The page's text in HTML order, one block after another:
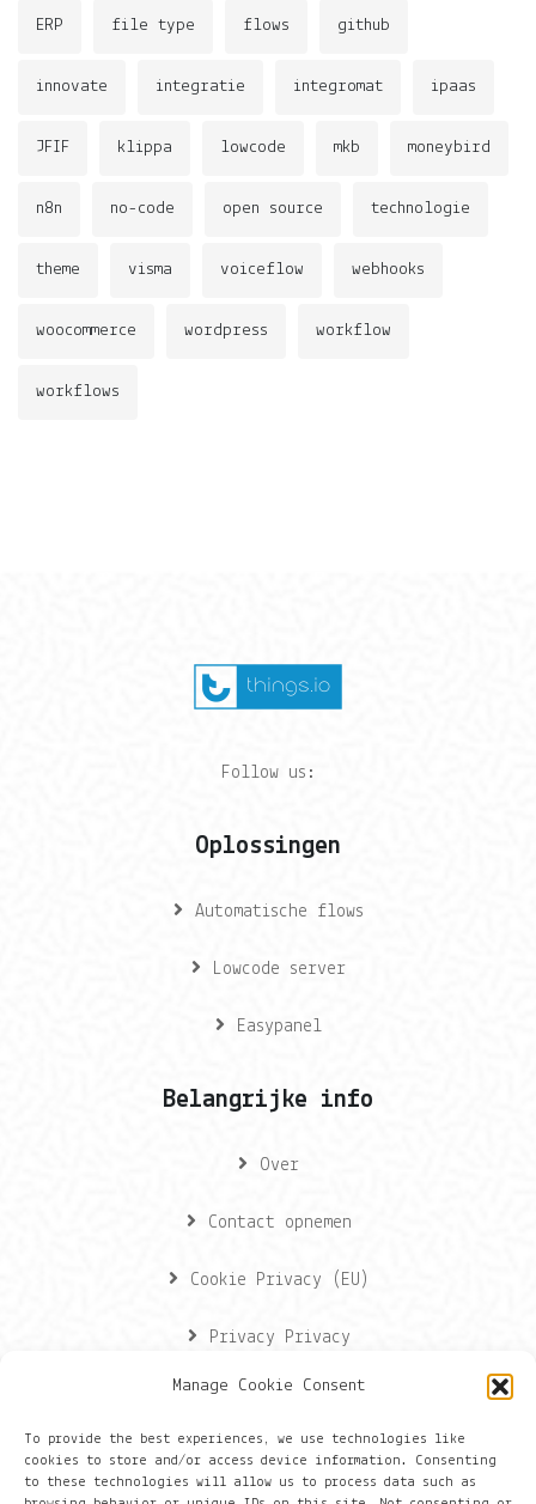
Manage Cookie Consent
To provide the best experiences, we use technologies like
cookies to store and/or access device information. Consenting
to these technologies will allow us to process data such as
ERP file type flows github
innovate integratie integromat ipaas
JFIF klippa lowcode mkb moneybird
n8n no-code open source technologie
theme visma voiceflow webhooks
woocommerce wordpress workflow
workflows
Follow us:
Oplossingen
Automatische flows
Lowcode server
Easypanel
Belangrijke info
Over
Contact opnemen
Cookie Privacy (EU)
Privacy Privacy
Onze gegevens